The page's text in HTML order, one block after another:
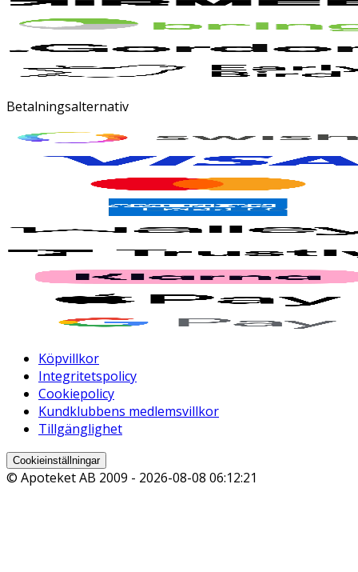
Betalningsalternativ
Köpvillkor
Integritetspolicy
Cookiepolicy
Kundklubbens medlemsvillkor
Tillgänglighet
Cookieinställningar
© Apoteket AB 2009 - 2026-08-08 06:12:21